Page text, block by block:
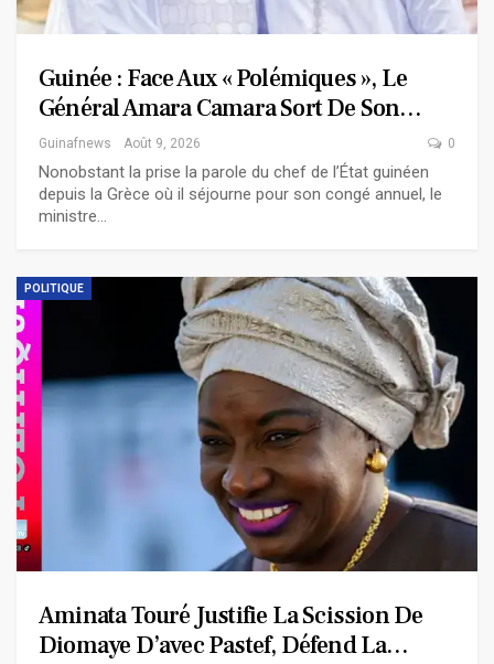
Guinée : Face Aux « Polémiques », Le
Général Amara Camara Sort De Son…
Guinafnews Août 9, 2026 0
Nonobstant la prise la parole du chef de l’État guinéen
depuis la Grèce où il séjourne pour son congé annuel, le
ministre…
POLITIQUE
Aminata Touré Justifie La Scission De
Diomaye D’avec Pastef, Défend La…